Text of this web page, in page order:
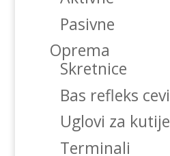
Pasivne
Oprema
Skretnice
Bas refleks cevi
Uglovi za kutije
Terminali